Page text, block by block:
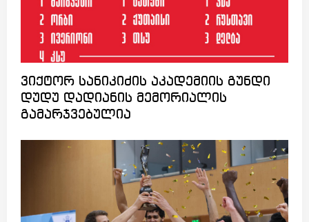
ვიქტორ სანიკიძის აკადემიის გუნდი
დუდუ დადიანის მემორიალის
გამარჯვებულია